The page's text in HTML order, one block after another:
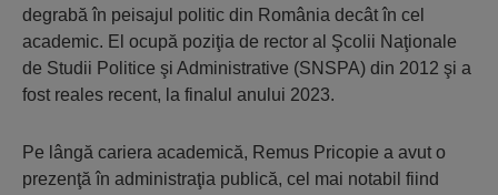
degrabă în peisajul politic din România decât în cel
academic. El ocupă poziţia de rector al Şcolii Naţionale
de Studii Politice şi Administrative (SNSPA) din 2012 şi a
fost reales recent, la finalul anului 2023.
Pe lângă cariera academică, Remus Pricopie a avut o
prezenţă în administraţia publică, cel mai notabil fiind